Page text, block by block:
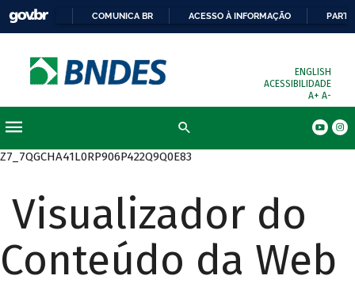
COMUNICA BR ACESSO À INFORMAÇÃO
ENGLISH
ACESSIBILIDADE
A+ A-
Z7_7QGCHA41L0RP906P422Q9Q0E83
Visualizador do
Conteúdo da Web